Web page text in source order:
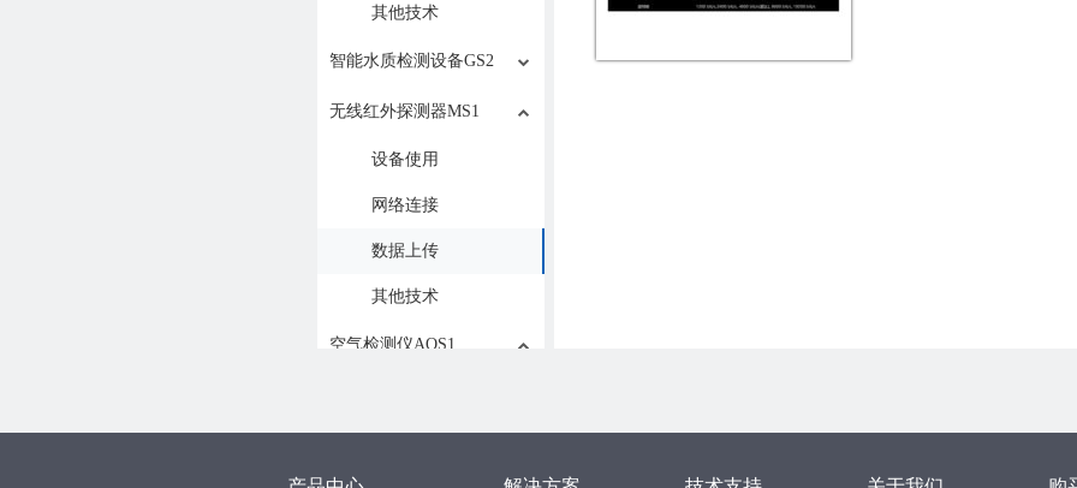
其他技术
智能水质检测设备GS2
无线红外探测器MS1
设备使用
网络连接
数据上传
其他技术
空气检测仪AQS1
网络连接